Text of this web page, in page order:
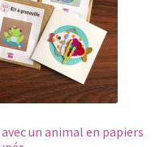
un animal en papiers